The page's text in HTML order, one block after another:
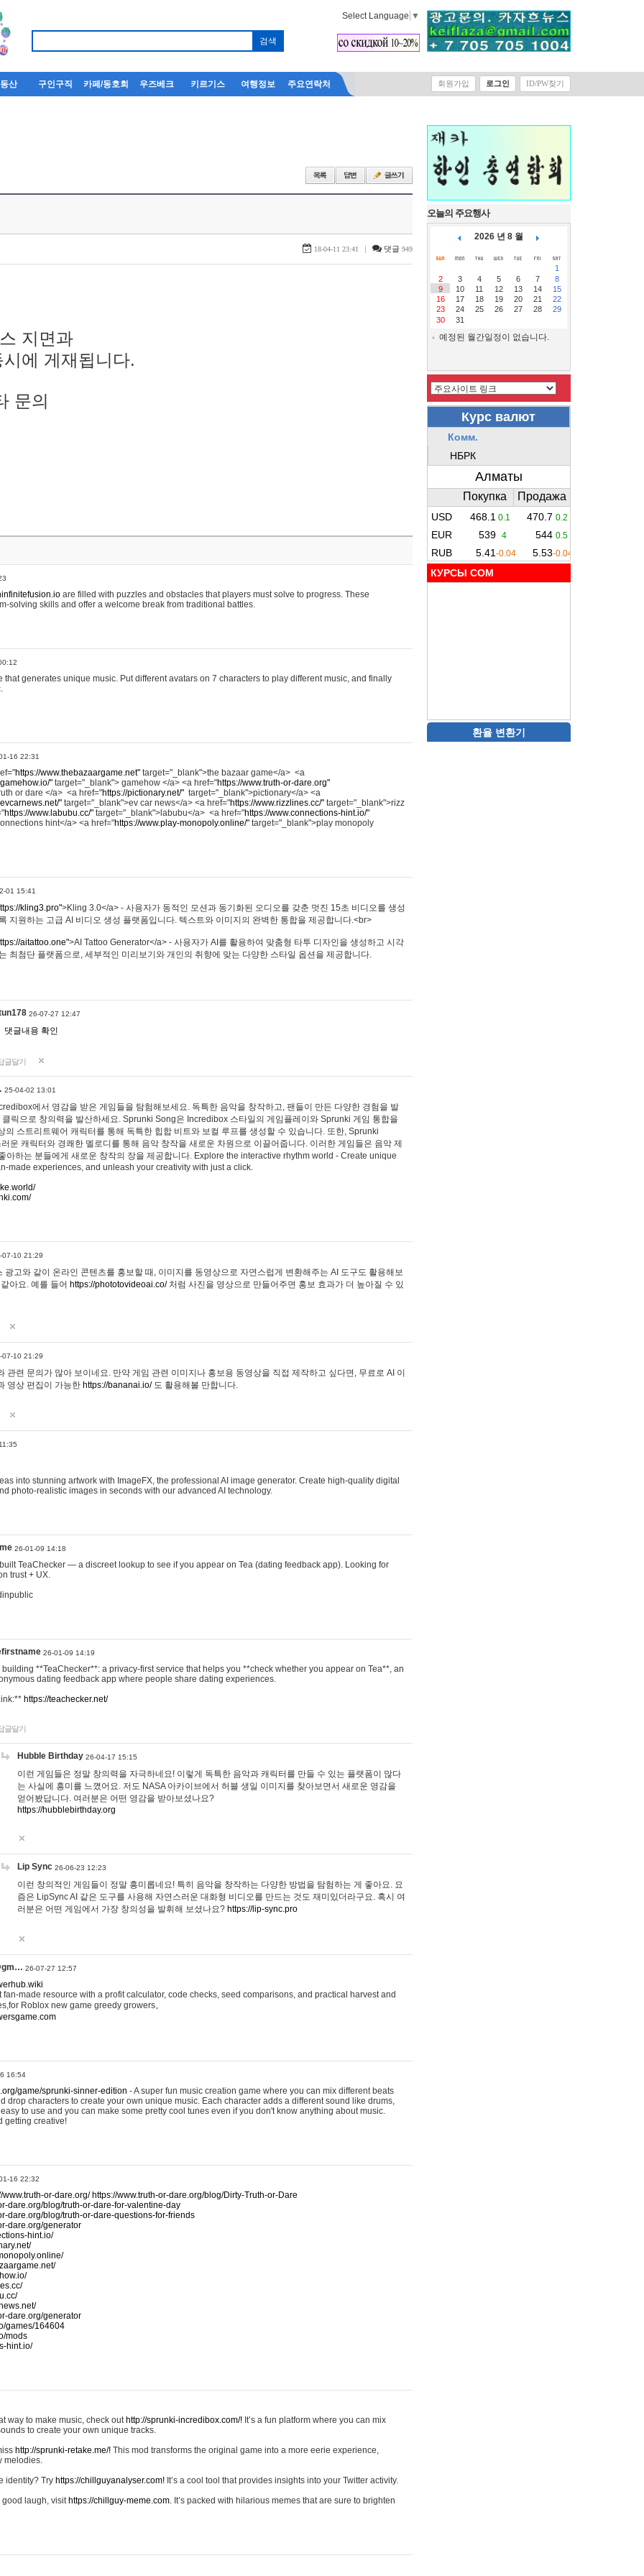
Select Language ▼
산 구인구직 카페/동호회 우즈베크 키르기스 여행정보 주요연락처 회원가입 로그인 ID/PW찾기
18-04-11 23:41 | 댓글 949
지면과
에 게재됩니다.
문의
are filled with puzzles and obstacles that players must solve to progress. These
solving skills and offer a welcome break from traditional battles.
that generates unique music. Put different avatars on 7 characters to play different music, and finally
16 22:31
https://www.thebazaargame.net" target="_blank">the bazaar game</a> <a
" target="_blank"> gamehow </a> <a href="https://www.truth-or-dare.org"
or dare </a> <a href="https://pictionary.net/" target="_blank">pictionary</a> <a
" target="_blank">ev car news</a> <a href="https://www.rizzlines.cc/" target="_blank">rizz
https://www.labubu.cc/" target="_blank">labubu</a> <a href="https://www.connections-hint.io/"
hint</a> <a href="https://www.play-monopoly.online/" target="_blank">play monopoly
01 15:41
kling3.pro">Kling 3.0</a> - 사용자가 동적인 모션과 동기화된 오디오를 갖춘 멋진 15초 비디오를 생성
지원하는 고급 AI 비디오 생성 플랫폼입니다. 텍스트와 이미지의 완벽한 통합을 제공합니다.<br>
aitattoo.one">AI Tattoo Generator</a> - 사용자가 AI를 활용하여 맞춤형 타투 디자인을 생성하고 시각
최첨단 플랫폼으로, 세부적인 미리보기와 개인의 취향에 맞는 다양한 스타일 옵션을 제공합니다.
26-07-27 12:47
댓글내용 확인
글달기
25-04-02 13:01
에서 영감을 받은 게임들을 탐험해보세요. 독특한 음악을 창작하고, 팬들이 만든 다양한 경험을 발
클릭으로 창의력을 발산하세요. Sprunki Song은 Incredibox 스타일의 게임플레이와 Sprunki 게임 통합을
의 스트리트웨어 캐릭터를 통해 독특한 힙합 비트와 보컬 루프를 생성할 수 있습니다. 또한, Sprunki
운 캐릭터와 경쾌한 멜로디를 통해 음악 창작을 새로운 차원으로 이끌어줍니다. 이러한 게임들은 음악 제
아하는 분들에게 새로운 창작의 장을 제공합니다. Explore the interactive rhythm world - Create unique
made experiences, and unleash your creativity with just a click.
07-10 21:29
광고와 같이 온라인 콘텐츠를 홍보할 때, 이미지를 동영상으로 자연스럽게 변환해주는 AI 도구도 활용해보
아요. 예를 들어 https://phototovideoai.co/처럼 사진을 영상으로 만들어주면 홍보 효과가 더 높아질 수 있
07-10 21:29
관련 문의가 많아 보이네요. 만약 게임 관련 이미지나 홍보용 동영상을 직접 제작하고 싶다면, 무료로 AI 이
영상 편집이 가능한 https://bananai.io/도 활용해볼 만합니다.
into stunning artwork with ImageFX, the professional AI image generator. Create high-quality digital
photo-realistic images in seconds with our advanced AI technology.
26-01-09 14:18
TeaChecker — a discreet lookup to see if you appear on Tea (dating feedback app). Looking for
trust + UX.
26-01-09 14:19
building **TeaChecker**: a privacy-first service that helps you **check whether you appear on Tea**, an
dating feedback app where people share dating experiences.
https://teachecker.net/
글달기
Hubble Birthday 26-04-17 15:15
이런 게임들은 정말 창의력을 자극하네요! 이렇게 독특한 음악과 캐릭터를 만들 수 있는 플랫폼이 많다
는 사실에 흥미를 느꼈어요. 저도 NASA 아카이브에서 허블 생일 이미지를 찾아보면서 새로운 영감을
얻어봤답니다. 여러분은 어떤 영감을 받아보셨나요?
https://hubblebirthday.org
Lip Sync 26-06-23 12:23
이런 창의적인 게임들이 정말 흥미롭네요! 특히 음악을 창작하는 다양한 방법을 탐험하는 게 좋아요. 요
즘은 LipSync AI 같은 도구를 사용해 자연스러운 대화형 비디오를 만드는 것도 재미있더라구요. 혹시 여
러분은 어떤 게임에서 가장 창의성을 발휘해 보셨나요? https://lip-sync.pro
26-07-27 12:57
made resource with a profit calculator, code checks, seed comparisons, and practical harvest and
Roblox new game greedy growers。
16:54
game/sprunki-sinner-edition - A super fun music creation game where you can mix different beats
drop characters to create your own unique music. Each character adds a different sound like drums,
to use and you can make some pretty cool tunes even if you don't know anything about music.
getting creative!
16 22:32
www.truth-or-dare.org/ https://www.truth-or-dare.org/blog/Dirty-Truth-or-Dare
dare.org/blog/truth-or-dare-for-valentine-day
dare.org/blog/truth-or-dare-questions-for-friends
dare.org/generator
hint.io/
dare.org/generator
games/164604
mods
hint.io/
way to make music, check out http://sprunki-incredibox.com/! It’s a fun platform where you can mix
to create your own unique tracks.
http://sprunki-retake.me/! This mod transforms the original game into a more eerie experience,
melodies.
identity? Try https://chillguyanalyser.com! It’s a cool tool that provides insights into your Twitter activity.
good laugh, visit https://chillguy-meme.com. It’s packed with hilarious memes that are sure to brighten
오늘의 주요행사
2026 년 8 월
1
2
3 4 5 6 7
8
9
10 11 12 13 14
15
16
17 18 19 20 21
22
23
24 25 26 27 28
29
30
31
예정된 월간일정이 없습니다.
КУРСЫ COM
환율 변환기